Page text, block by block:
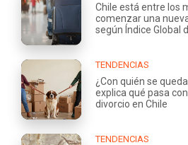
Chile está entre los
comenzar una
según Índice Global
TENDENCIAS
¿Con quién se
explica qué pasa
divorcio en Chile
TENDENCIAS